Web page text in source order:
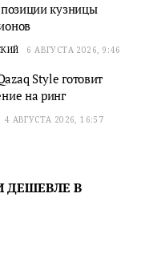
кузницы
6 АВГУСТА 2026, 9:46
Style готовит
на ринг
4 АВГУСТА 2026, 16:57
ДЕШЕВЛЕ В